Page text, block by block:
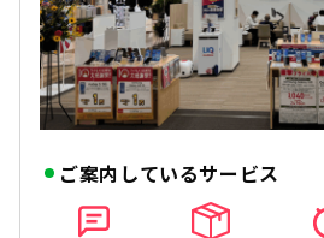
ご案内しているサービス